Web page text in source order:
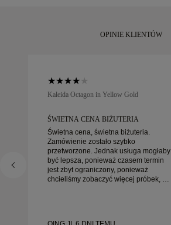
OPINIE KLIENTÓW
Kaleida Octagon in Yellow Gold
ŚWIETNA CENA BIŻUTERIA
Świetna cena, świetna biżuteria.
Zamówienie zostało szybko
przetworzone. Jednak usługa mogłaby
być lepsza, ponieważ czasem termin
jest zbyt ograniczony, ponieważ
chcieliśmy zobaczyć więcej próbek, ale